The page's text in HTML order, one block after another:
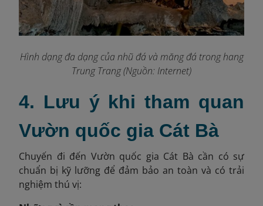
Hình dạng đa dạng của nhũ đá và măng đá trong hang
Trung Trang (Nguồn: Internet)
4. Lưu ý khi tham quan
Vườn quốc gia Cát Bà
Chuyến đi đến Vườn quốc gia Cát Bà cần có sự
chuẩn bị kỹ lưỡng để đảm bảo an toàn và có trải
nghiệm thú vị: